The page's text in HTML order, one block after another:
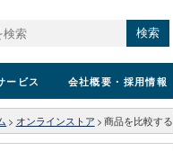
検索
ービス 会社概要 ・採用情報
> オンラインストア > 商品を比較する